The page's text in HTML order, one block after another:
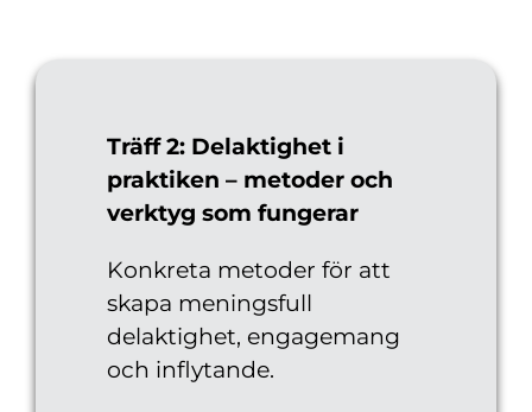
Träff 2: Delaktighet i
praktiken – metoder och
verktyg som fungerar
Konkreta metoder för att
skapa meningsfull
delaktighet, engagemang
och inflytande.